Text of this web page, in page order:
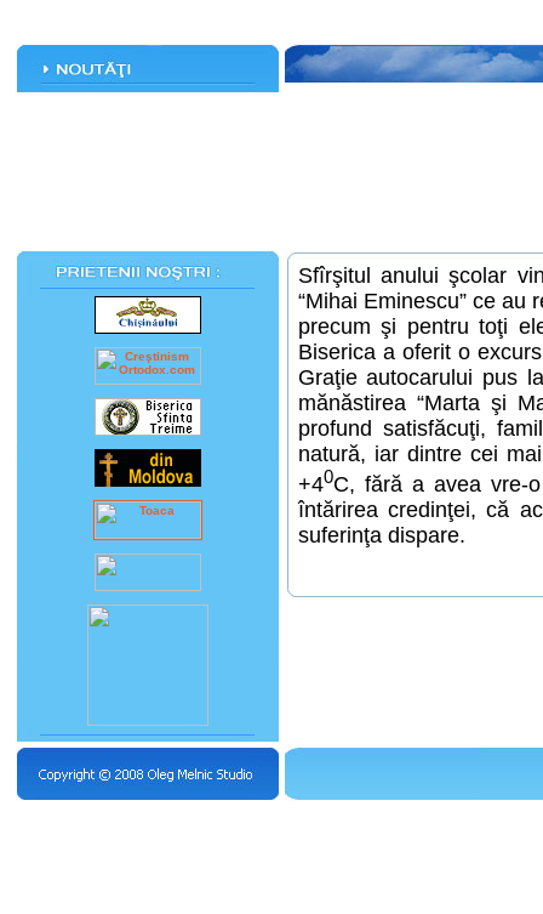
Sfîrşitul anului şcolar
“Mihai Eminescu” ce au
precum şi pentru toţi
Biserica a oferit o
Graţie autocarului pus
mănăstirea “Marta şi
profund satisfăcuţi,
natură, iar dintre cei
+40C, fără a avea vre-
întărirea credinţei, că
suferinţa dispare.